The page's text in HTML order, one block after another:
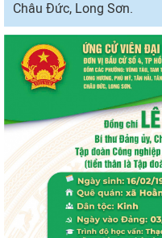
Châu Đức, Long Sơn.